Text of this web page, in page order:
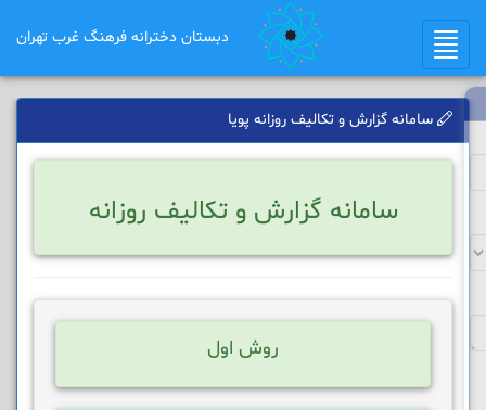
Toggle
navigation
دبستان دخترانه فرهنگ غرب تهران
سامانه گزارش و تکالیف روزانه پویا
سامانه گزارش و تکالیف روزانه
روش اول